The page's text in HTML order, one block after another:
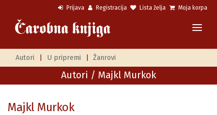
Prijava Registracija Lista želja Moja korpa
Autori U pripremi Žanrovi
Autori / Majkl Murkok
Majkl Murkok